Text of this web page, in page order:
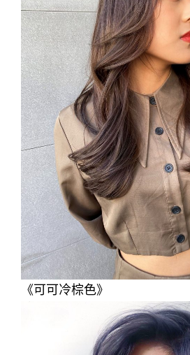
《可可冷棕色》